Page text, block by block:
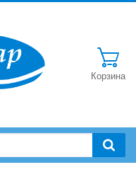
Корзина